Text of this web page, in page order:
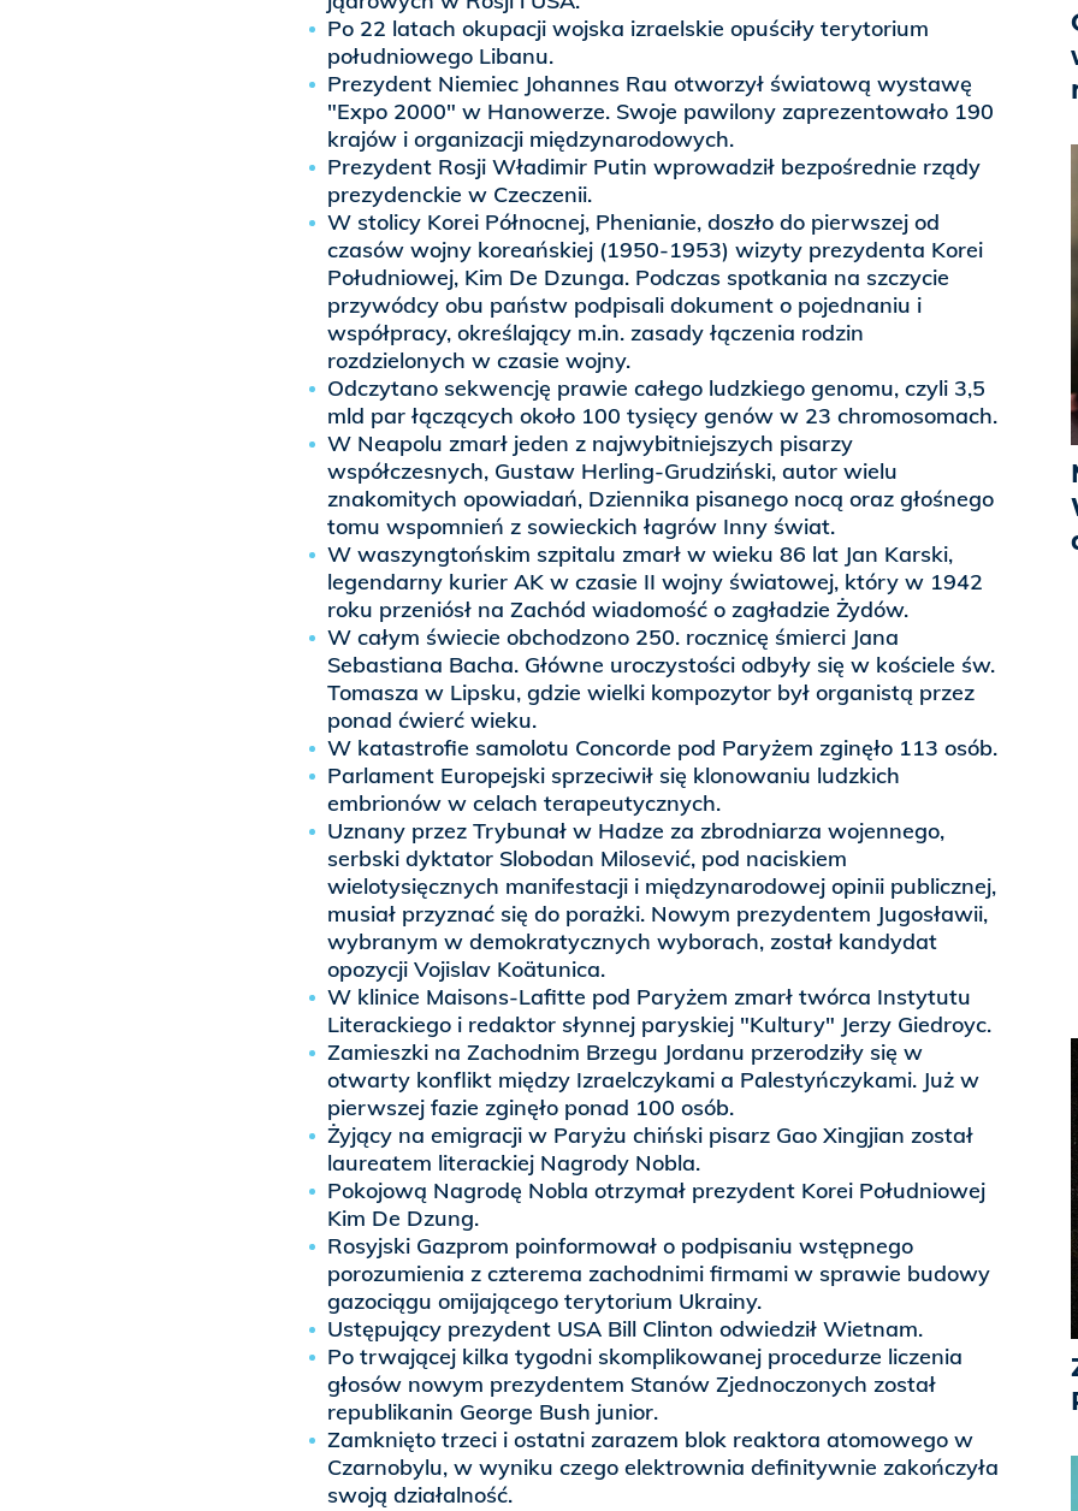
Po 22 latach okupacji wojska izraelskie opuściły terytorium
południowego Libanu.
Prezydent Niemiec Johannes Rau otworzył światową wystawę
"Expo 2000" w Hanowerze. Swoje pawilony zaprezentowało 190
krajów i organizacji międzynarodowych.
Prezydent Rosji Władimir Putin wprowadził bezpośrednie rządy
prezydenckie w Czeczenii.
W stolicy Korei Północnej, Phenianie, doszło do pierwszej od
czasów wojny koreańskiej (1950-1953) wizyty prezydenta Korei
Południowej, Kim De Dzunga. Podczas spotkania na szczycie
przywódcy obu państw podpisali dokument o pojednaniu i
współpracy, określający m.in. zasady łączenia rodzin
rozdzielonych w czasie wojny.
Odczytano sekwencję prawie całego ludzkiego genomu, czyli 3,5
mld par łączących około 100 tysięcy genów w 23 chromosomach.
W Neapolu zmarł jeden z najwybitniejszych pisarzy
współczesnych, Gustaw Herling-Grudziński, autor wielu
znakomitych opowiadań, Dziennika pisanego nocą oraz głośnego
tomu wspomnień z sowieckich łagrów Inny świat.
W waszyngtońskim szpitalu zmarł w wieku 86 lat Jan Karski,
legendarny kurier AK w czasie II wojny światowej, który w 1942
roku przeniósł na Zachód wiadomość o zagładzie Żydów.
W całym świecie obchodzono 250. rocznicę śmierci Jana
Sebastiana Bacha. Główne uroczystości odbyły się w kościele św.
Tomasza w Lipsku, gdzie wielki kompozytor był organistą przez
ponad ćwierć wieku.
W katastrofie samolotu Concorde pod Paryżem zginęło 113 osób.
Parlament Europejski sprzeciwił się klonowaniu ludzkich
embrionów w celach terapeutycznych.
Uznany przez Trybunał w Hadze za zbrodniarza wojennego,
serbski dyktator Slobodan Milosević, pod naciskiem
wielotysięcznych manifestacji i międzynarodowej opinii publicznej,
musiał przyznać się do porażki. Nowym prezydentem Jugosławii,
wybranym w demokratycznych wyborach, został kandydat
opozycji Vojislav Koätunica.
W klinice Maisons-Lafitte pod Paryżem zmarł twórca Instytutu
Literackiego i redaktor słynnej paryskiej "Kultury" Jerzy Giedroyc.
Zamieszki na Zachodnim Brzegu Jordanu przerodziły się w
otwarty konflikt między Izraelczykami a Palestyńczykami. Już w
pierwszej fazie zginęło ponad 100 osób.
Żyjący na emigracji w Paryżu chiński pisarz Gao Xingjian został
laureatem literackiej Nagrody Nobla.
Pokojową Nagrodę Nobla otrzymał prezydent Korei Południowej
Kim De Dzung.
Rosyjski Gazprom poinformował o podpisaniu wstępnego
porozumienia z czterema zachodnimi firmami w sprawie budowy
gazociągu omijającego terytorium Ukrainy.
Ustępujący prezydent USA Bill Clinton odwiedził Wietnam.
Po trwającej kilka tygodni skomplikowanej procedurze liczenia
głosów nowym prezydentem Stanów Zjednoczonych został
republikanin George Bush junior.
Zamknięto trzeci i ostatni zarazem blok reaktora atomowego w
Czarnobylu, w wyniku czego elektrownia definitywnie zakończyła
swoją działalność.